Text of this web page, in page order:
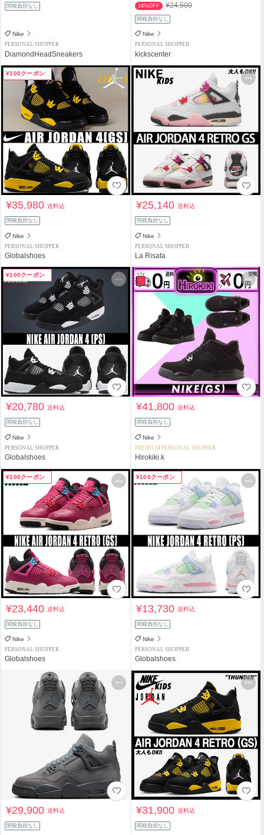
関税負担なし
Nike
PERSONAL SHOPPER
DiamondHeadSneakers
14%OFF ¥24,500
関税負担なし
Nike
PERSONAL SHOPPER
kickscenter
¥100クーポン
¥35,980送料込
関税負担なし
Nike
PERSONAL SHOPPER
Globalshoes
¥25,140送料込
関税負担なし
Nike
PERSONAL SHOPPER
La Risata
¥100クーポン
¥20,780送料込
関税負担なし
Nike
PERSONAL SHOPPER
Globalshoes
¥41,800送料込
関税負担なし
Nike
PREMIUM PERSONAL SHOPPER
Hirokiki.k
¥100クーポン
¥23,440送料込
関税負担なし
Nike
PERSONAL SHOPPER
Globalshoes
¥100クーポン
¥13,730送料込
関税負担なし
Nike
PERSONAL SHOPPER
Globalshoes
¥29,900送料込
関税負担なし
¥31,900送料込
関税負担なし